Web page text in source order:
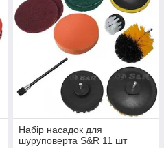
Набір насадок для
шуруповерта S&R 11 шт